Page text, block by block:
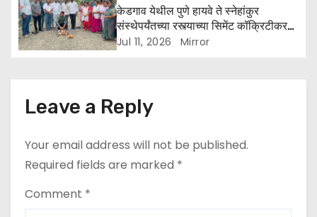
केडगाव येथील पुणे हायवे ते स्नेहांकुर
संस्थेपर्यंतच्या रस्त्याच्या सिमेंट कॉक्रिटीकरण
कामाचा शुभारंभ
Jul 11, 2026 Mirror
Leave a Reply
Your email address will not be published.
Required fields are marked *
Comment *